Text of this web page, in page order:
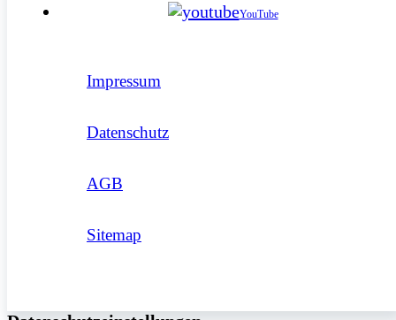
YouTube
Impressum
Datenschutz
AGB
Sitemap